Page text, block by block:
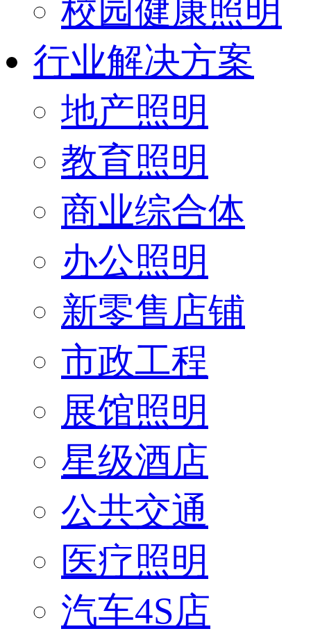
校园健康照明
行业解决方案
地产照明
教育照明
商业综合体
办公照明
新零售店铺
市政工程
展馆照明
星级酒店
公共交通
医疗照明
汽车4S店